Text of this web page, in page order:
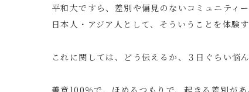
平和大ですら、差別や偏見のないコミュニティー
日本人・アジア人として、そういうことを体験
これに関しては、どう伝えるか、３日ぐらい悩ん
善意100％で、ほめるつもりで、起きる差別があ